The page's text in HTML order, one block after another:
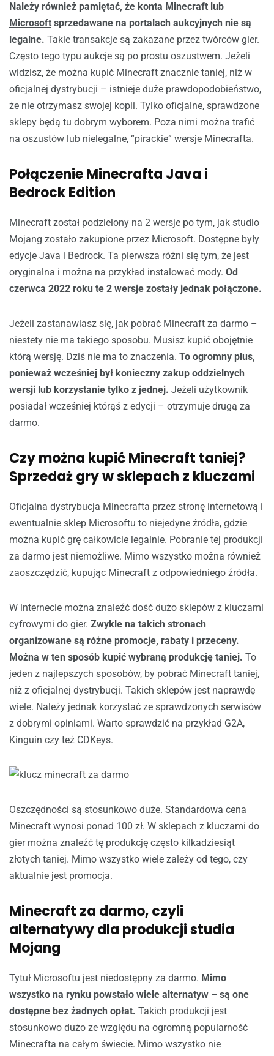
Należy również pamiętać, że konta Minecraft lub
Microsoft sprzedawane na portalach aukcyjnych nie są
legalne. Takie transakcje są zakazane przez twórców gier.
Często tego typu aukcje są po prostu oszustwem. Jeżeli
widzisz, że można kupić Minecraft znacznie taniej, niż w
oficjalnej dystrybucji – istnieje duże prawdopodobieństwo,
że nie otrzymasz swojej kopii. Tylko oficjalne, sprawdzone
sklepy będą tu dobrym wyborem. Poza nimi można trafić
na oszustów lub nielegalne, “pirackie” wersje Minecrafta.
Połączenie Minecrafta Java i
Bedrock Edition
Minecraft został podzielony na 2 wersje po tym, jak studio
Mojang zostało zakupione przez Microsoft. Dostępne były
edycje Java i Bedrock. Ta pierwsza różni się tym, że jest
oryginalna i można na przykład instalować mody. Od
czerwca 2022 roku te 2 wersje zostały jednak połączone.
Jeżeli zastanawiasz się, jak pobrać Minecraft za darmo –
niestety nie ma takiego sposobu. Musisz kupić obojętnie
którą wersję. Dziś nie ma to znaczenia. To ogromny plus,
ponieważ wcześniej był konieczny zakup oddzielnych
wersji lub korzystanie tylko z jednej. Jeżeli użytkownik
posiadał wcześniej którąś z edycji – otrzymuje drugą za
darmo.
Czy można kupić Minecraft taniej?
Sprzedaż gry w sklepach z kluczami
Oficjalna dystrybucja Minecrafta przez stronę internetową i
ewentualnie sklep Microsoftu to niejedyne źródła, gdzie
można kupić grę całkowicie legalnie. Pobranie tej produkcji
za darmo jest niemożliwe. Mimo wszystko można również
zaoszczędzić, kupując Minecraft z odpowiedniego źródła.
W internecie można znaleźć dość dużo sklepów z kluczami
cyfrowymi do gier. Zwykle na takich stronach
organizowane są różne promocje, rabaty i przeceny.
Można w ten sposób kupić wybraną produkcję taniej. To
jeden z najlepszych sposobów, by pobrać Minecraft taniej,
niż z oficjalnej dystrybucji. Takich sklepów jest naprawdę
wiele. Należy jednak korzystać ze sprawdzonych serwisów
z dobrymi opiniami. Warto sprawdzić na przykład G2A,
Kinguin czy też CDKeys.
Oszczędności są stosunkowo duże. Standardowa cena
Minecraft wynosi ponad 100 zł. W sklepach z kluczami do
gier można znaleźć tę produkcję często kilkadziesiąt
złotych taniej. Mimo wszystko wiele zależy od tego, czy
aktualnie jest promocja.
Minecraft za darmo, czyli
alternatywy dla produkcji studia
Mojang
Tytuł Microsoftu jest niedostępny za darmo. Mimo
wszystko na rynku powstało wiele alternatyw – są one
dostępne bez żadnych opłat. Takich produkcji jest
stosunkowo dużo ze względu na ogromną popularność
Minecrafta na całym świecie. Mimo wszystko nie